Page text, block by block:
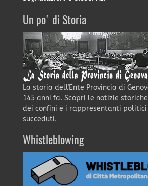
Un po' di Storia
La storia dell'Ente Provincia di
145 anni fa. Scopri le notizie
dei confini e i rappresentanti politici
succeduti.
Whistleblowing